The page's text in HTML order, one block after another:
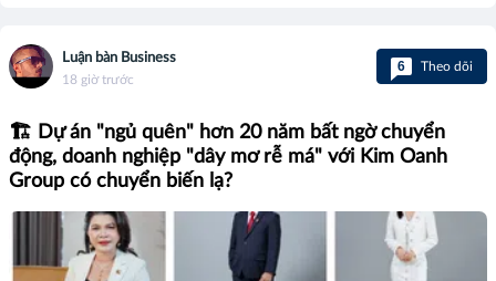
Luận bàn Business
18 giờ trước
6 Theo dõi
🏗️ Dự án "ngủ quên" hơn 20 năm bất ngờ chuyển
động, doanh nghiệp "dây mơ rễ má" với Kim Oanh
Group có chuyển biến lạ?